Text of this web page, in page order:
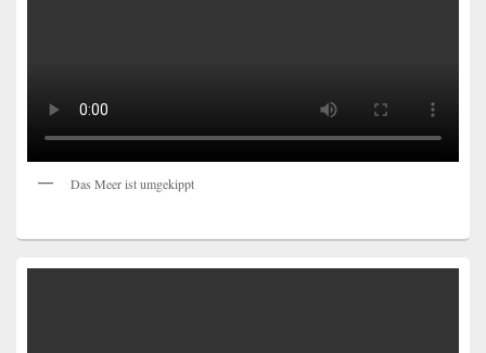
Das Meer ist umgekippt